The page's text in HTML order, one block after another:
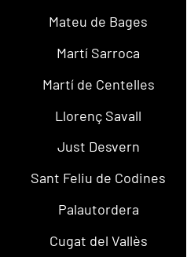
Mateu de Bages
Martí Sarroca
Martí de Centelles
Llorenç Savall
Just Desvern
Sant Feliu de Codines
Palautordera
Cugat del Vallès